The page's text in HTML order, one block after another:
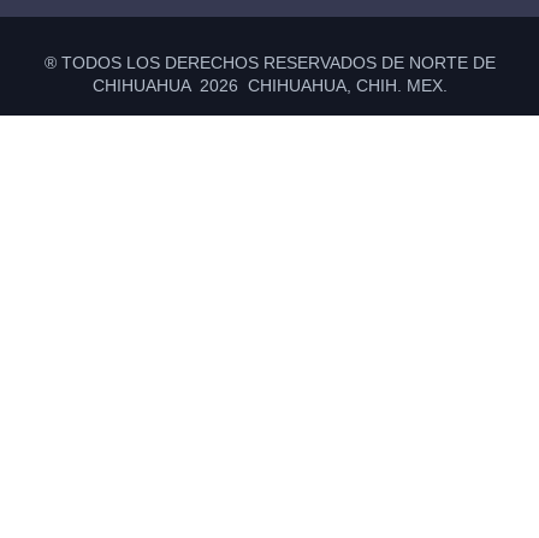
® TODOS LOS DERECHOS RESERVADOS DE NORTE DE
CHIHUAHUA 2026 CHIHUAHUA, CHIH. MEX.